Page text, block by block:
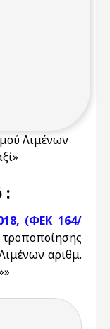
Λιμένων
:
(ΦΕΚ 164/
αριθμ.